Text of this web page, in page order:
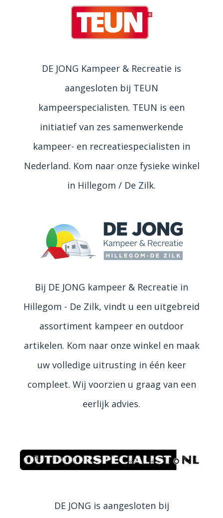
DE JONG Kampeer & Recreatie is
aangesloten bij TEUN
kampeerspecialisten. TEUN is een
initiatief van zes samenwerkende
kampeer- en recreatiespecialisten in
Nederland. Kom naar onze fysieke winkel
in Hillegom / De Zilk.
Bij DE JONG kampeer & Recreatie in
Hillegom - De Zilk, vindt u een uitgebreid
assortiment kampeer en outdoor
artikelen. Kom naar onze winkel en maak
uw volledige uitrusting in één keer
compleet. Wij voorzien u graag van een
eerlijk advies.
DE JONG is aangesloten bij